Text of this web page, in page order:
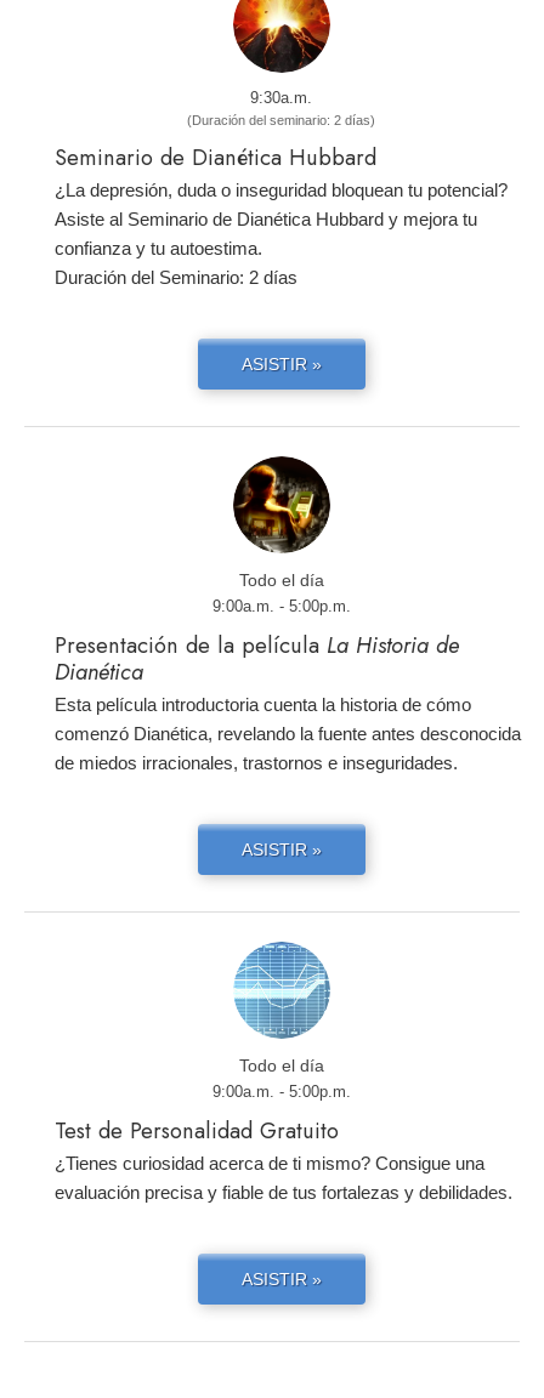
9:30a.m.
(Duración del seminario: 2 días)
Seminario de Dianética Hubbard
¿La depresión, duda o inseguridad bloquean tu potencial?
Asiste al Seminario de Dianética Hubbard y mejora tu
confianza y tu autoestima.
Duración del Seminario: 2 días
ASISTIR »
Todo el día
9:00a.m. - 5:00p.m.
Presentación de la película La Historia de
Dianética
Esta película introductoria cuenta la historia de cómo
comenzó Dianética, revelando la fuente antes desconocida
de miedos irracionales, trastornos e inseguridades.
ASISTIR »
Todo el día
9:00a.m. - 5:00p.m.
Test de Personalidad Gratuito
¿Tienes curiosidad acerca de ti mismo? Consigue una
evaluación precisa y fiable de tus fortalezas y debilidades.
ASISTIR »